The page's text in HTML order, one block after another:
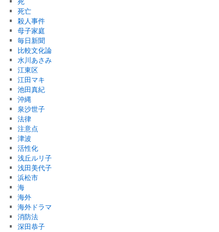
死亡
殺人事件
母子家庭
毎日新聞
比較文化論
水川あさみ
江東区
江田マキ
池田真紀
沖縄
泉沙世子
法律
注意点
津波
活性化
浅丘ルリ子
浅田美代子
浜松市
海
海外
海外ドラマ
消防法
深田恭子